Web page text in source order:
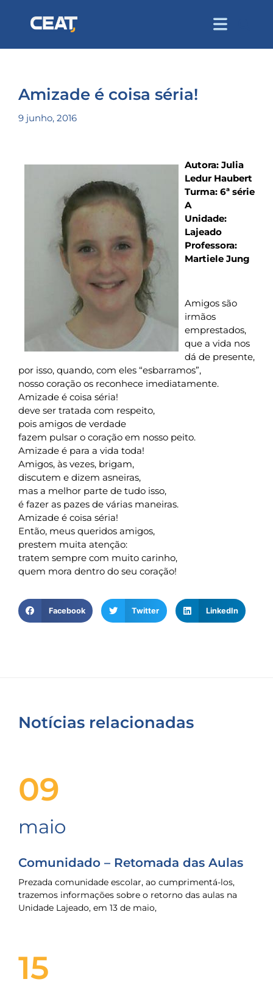
Amizade é coisa séria!
9 junho, 2016
Autora: Julia
Ledur Haubert
Turma: 6ª série
A
Unidade:
Lajeado
Professora:
Martiele Jung
Amigos são
irmãos
emprestados,
que a vida nos
dá de presente,
por isso, quando, com eles “esbarramos”,
nosso coração os reconhece imediatamente.
Amizade é coisa séria!
deve ser tratada com respeito,
pois amigos de verdade
fazem pulsar o coração em nosso peito.
Amizade é para a vida toda!
Amigos, às vezes, brigam,
discutem e dizem asneiras,
mas a melhor parte de tudo isso,
é fazer as pazes de várias maneiras.
Amizade é coisa séria!
Então, meus queridos amigos,
prestem muita atenção:
tratem sempre com muito carinho,
quem mora dentro do seu coração!
Facebook Twitter LinkedIn
Notícias relacionadas
09
maio
Comunidado – Retomada das Aulas
Prezada comunidade escolar, ao cumprimentá-los,
trazemos informações sobre o retorno das aulas na
Unidade Lajeado, em 13 de maio,
15